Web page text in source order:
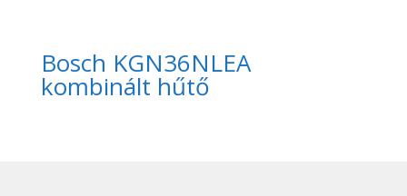
Bosch KGN36NLEA
kombinált hűtő